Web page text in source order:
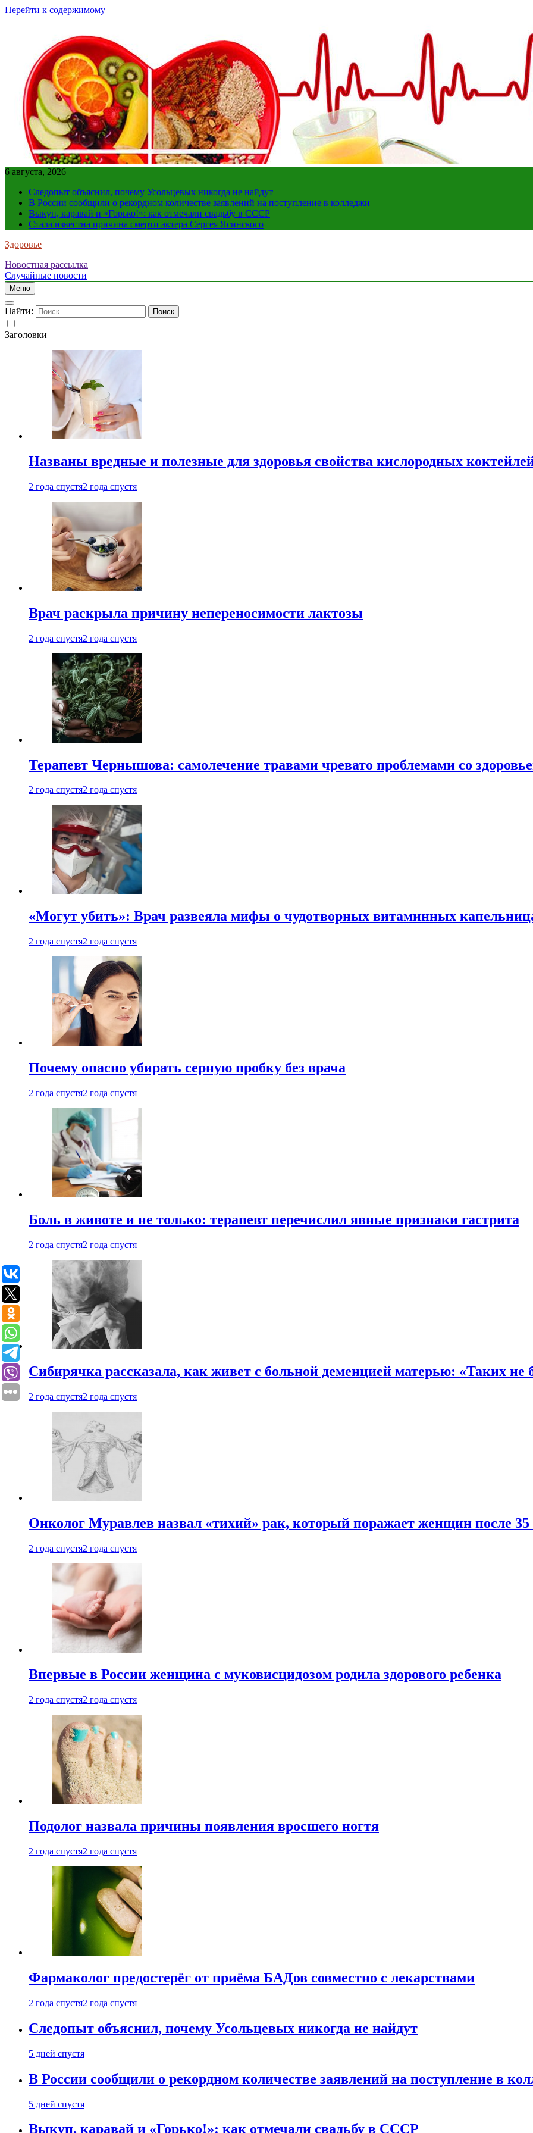
Перейти к содержимому
6 августа, 2026
Следопыт объяснил, почему Усольцевых никогда не найдут
В России сообщили о рекордном количестве заявлений на поступление в колледжи
Выкуп, каравай и «Горько!»: как отмечали свадьбу в СССР
Стала известна причина смерти актера Сергея Ясинского
Здоровье
Новостная рассылка
Случайные новости
Меню
Найти:
Заголовки
Названы вредные и полезные для здоровья свойства кислородных
2 года спустя2 года спустя
Врач раскрыла причину непереносимости лактозы
2 года спустя2 года спустя
Терапевт Чернышова: самолечение травами чревато проблемами со
2 года спустя2 года спустя
«Могут убить»: Врач развеяла мифы о чудотворных витаминных
2 года спустя2 года спустя
Почему опасно убирать серную пробку без врача
2 года спустя2 года спустя
Боль в животе и не только: терапевт перечислил явные признаки гастрита
2 года спустя2 года спустя
Сибирячка рассказала, как живет с больной деменцией матерью: «Таких не
2 года спустя2 года спустя
Онколог Муравлев назвал «тихий» рак, который поражает женщин после 35
2 года спустя2 года спустя
Впервые в России женщина с муковисцидозом родила здорового ребенка
2 года спустя2 года спустя
Подолог назвала причины появления вросшего ногтя
2 года спустя2 года спустя
Фармаколог предостерёг от приёма БАДов совместно с лекарствами
2 года спустя2 года спустя
Следопыт объяснил, почему Усольцевых никогда не найдут
5 дней спустя
В России сообщили о рекордном количестве заявлений на поступление в
5 дней спустя
Выкуп, каравай и «Горько!»: как отмечали свадьбу в СССР